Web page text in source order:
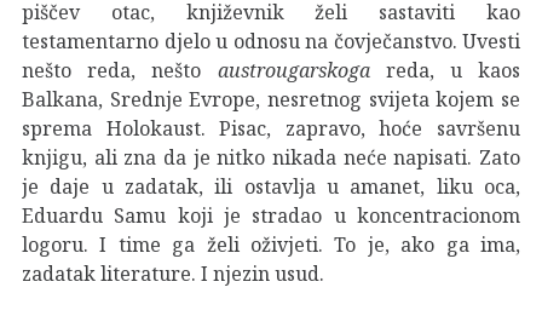
piščev otac, književnik želi sastaviti kao
testamentarno djelo u odnosu na čovječanstvo. Uvesti
nešto reda, nešto austrougarskogareda, u kaos
Balkana, Srednje Evrope, nesretnog svijeta kojem se
sprema Holokaust. Pisac, zapravo, hoće savršenu
knjigu, ali zna da je nitko nikada neće napisati. Zato
je daje u zadatak, ili ostavlja u amanet, liku oca,
Eduardu Samu koji je stradao u koncentracionom
logoru. I time ga želi oživjeti. To je, ako ga ima,
zadatak literature. I njezin usud.